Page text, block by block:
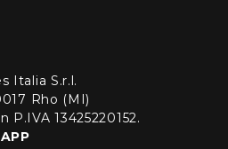
Italia S.r.l.
Rho (MI)
P.IVA 13425220152.